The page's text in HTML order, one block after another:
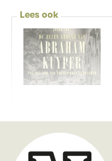
Lees ook